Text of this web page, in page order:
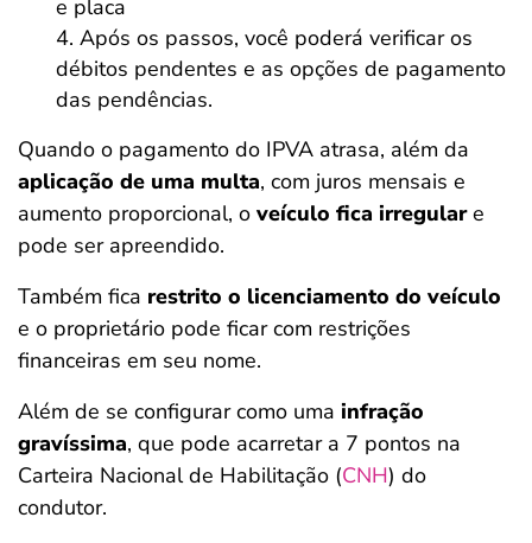
e placa
Após os passos, você poderá verificar os
débitos pendentes e as opções de pagamento
das pendências.
Quando o pagamento do IPVA atrasa, além da
aplicação de uma multa, com juros mensais e
aumento proporcional, o veículo fica irregulare
pode ser apreendido.
Também fica restrito o licenciamento do veículo
e o proprietário pode ficar com restrições
financeiras em seu nome.
Além de se configurar como uma infração
gravíssima, que pode acarretar a 7 pontos na
Carteira Nacional de Habilitação (CNH) do
condutor.